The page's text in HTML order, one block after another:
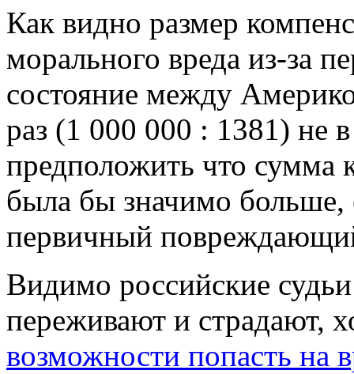
Как видно размер
морального вреда из-за
состояние между
раз (1 000 000 : 1381) не
предположить что сумма
была бы значимо больше,
первичный
Видимо российские
переживают и страдают,
возможности попасть на